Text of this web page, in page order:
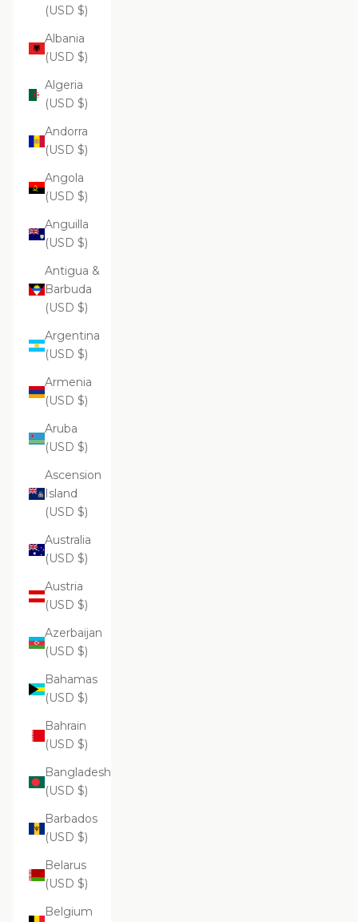
(USD $)
Albania
(USD $)
Algeria
(USD $)
Andorra
(USD $)
Angola
(USD $)
Anguilla
(USD $)
Antigua &
Barbuda
(USD $)
Argentina
(USD $)
Armenia
(USD $)
Aruba
(USD $)
Ascension
Island
(USD $)
Australia
(USD $)
Austria
(USD $)
Azerbaijan
(USD $)
Bahamas
(USD $)
Bahrain
(USD $)
Bangladesh
(USD $)
Barbados
(USD $)
Belarus
(USD $)
Belgium